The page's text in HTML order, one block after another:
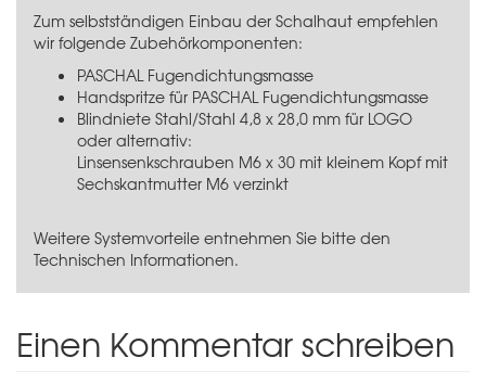
Zum selbstständigen Einbau der Schalhaut empfehlen
wir folgende Zubehörkomponenten:
PASCHAL Fugendichtungsmasse
Handspritze für PASCHAL Fugendichtungsmasse
Blindniete Stahl/Stahl 4,8 x 28,0 mm für LOGO
oder alternativ:
Linsensenkschrauben M6 x 30 mit kleinem Kopfmit
Sechskantmutter M6 verzinkt
Weitere Systemvorteile entnehmen Sie bitte den
Technischen Informationen.
Einen Kommentar schreiben